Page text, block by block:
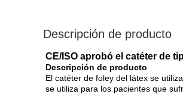
Descripción de producto
CE/ISO aprobó el catéter de
Descripción de producto
El catéter de foley del látex se
se utiliza para los pacientes que